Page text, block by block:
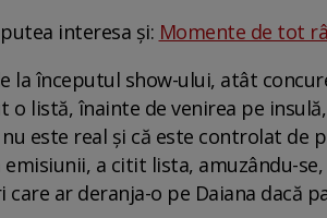
interesa și: Momente de tot
la începutul show-ului, atât
o listă, înainte de venirea pe
nu este real și că este controlat de
emisiunii, a citit lista, amuzându-
care ar deranja-o pe Daiana dacă